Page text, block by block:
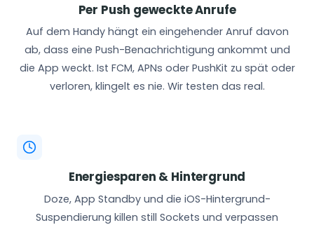
Per Push geweckte Anrufe
Auf dem Handy hängt ein eingehender Anruf davon
ab, dass eine Push-Benachrichtigung ankommt und
die App weckt. Ist FCM, APNs oder PushKit zu spät oder
verloren, klingelt es nie. Wir testen das real.
Energiesparen & Hintergrund
Doze, App Standby und die iOS-Hintergrund-
Suspendierung killen still Sockets und verpassen